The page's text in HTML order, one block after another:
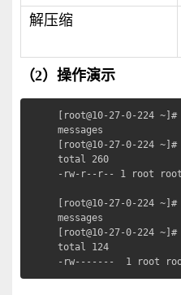
解压缩
（2）操作演示
[root@10-27-0-224
messages
[root@10-27-0-224
total 260
-rw-r--r-- 1 root root
[root@10-27-0-224
messages
[root@10-27-0-224
total 124
-rw-------  1 root root